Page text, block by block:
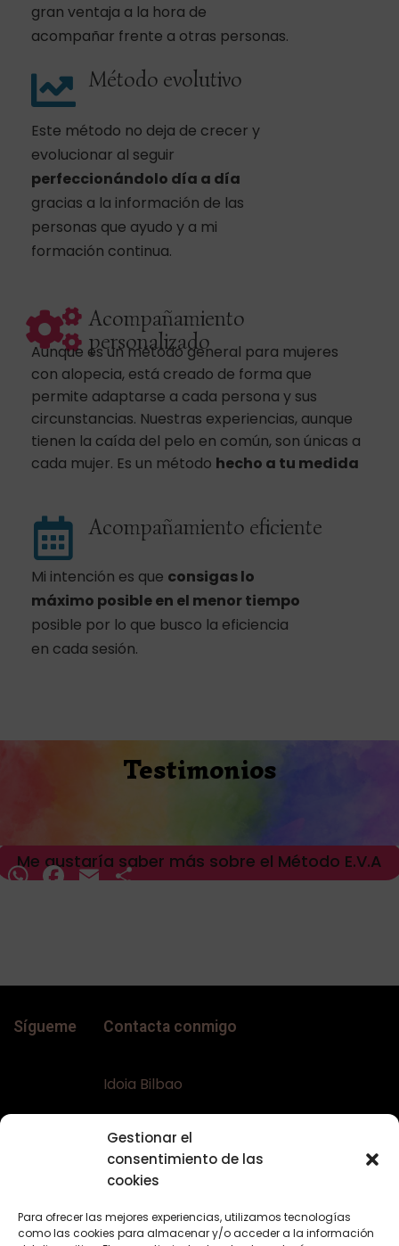
Gestionar el
consentimiento de las
cookies
Para ofrecer las mejores experiencias, utilizamos tecnologías
como las cookies para almacenar y/o acceder a la información
gran ventaja a la hora de
acompañar frente a otras personas.
Método evolutivo
Este método no deja de crecer y
evolucionar al seguir
perfeccionándolo día a día
gracias a la información de las
personas que ayudo y a mi
formación continua.
Acompañamiento
personalizado
Aunque es un método general para mujeres
con alopecia, está creado de forma que
permite adaptarse a cada persona y sus
circunstancias. Nuestras experiencias, aunque
tienen la caída del pelo en común, son únicas a
cada mujer. Es un método hecho a tu medida
Acompañamiento eficiente
Mi intención es que consigas lo
máximo posibleen el menor tiempo
posible por lo que busco la eficiencia
en cada sesión.
Me gustaría saber más sobre el Método E.V.A
Testimonios
WhatsApp
Facebook
Email
Compartir
Sígueme Contacta conmigo
Idoia Bilbao
Teléfono:+34 617644453
Email:bellaconalopecia@gmail.com
Web:
Textos Legales